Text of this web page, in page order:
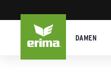
DAMEN